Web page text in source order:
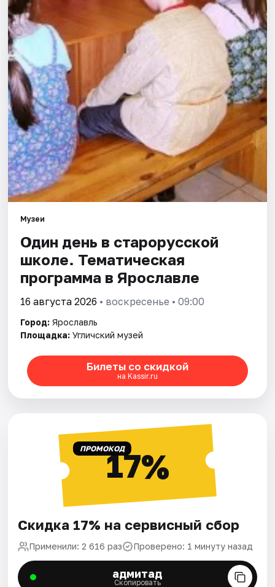
Площадки
Артисты
Рейтинги
Музеи
Один день в старорусской
школе. Тематическая
программа в Ярославле
16 августа 2026 • воскресенье • 09:00
Город: Ярославль
Площадка: Угличский музей
Билеты со скидкой
на Kassir.ru
ПРОМОКОД17%
Скидка 17% на сервисный сбор
Применили: 2 616 раз Проверено: 1 минуту назад
адмитад
Скопировать